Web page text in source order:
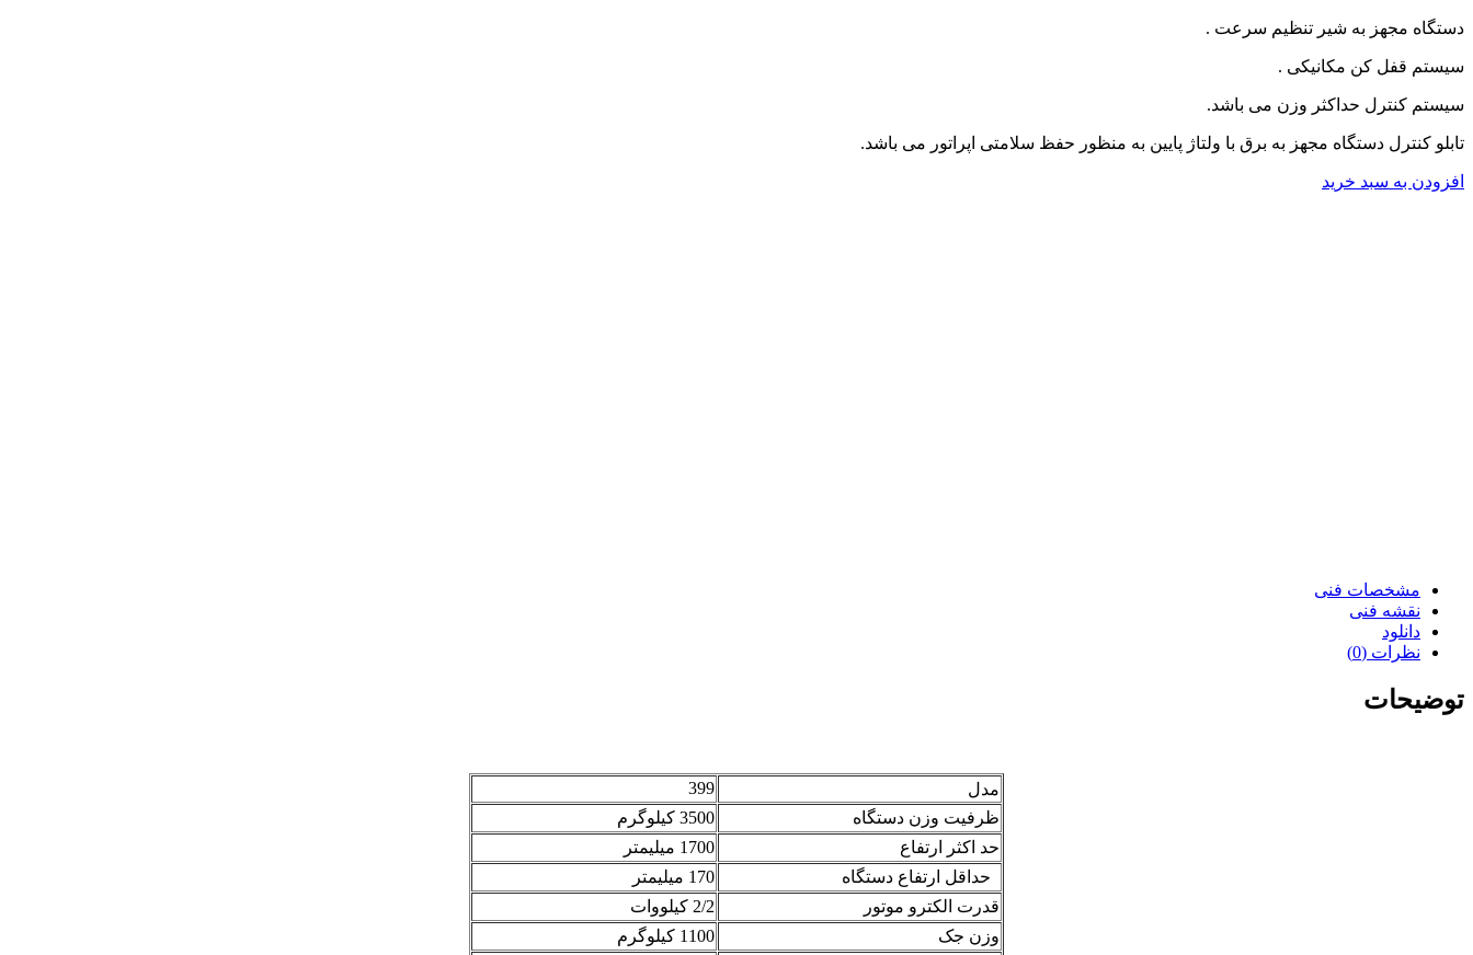
دستگاه مجهز به شير تنظيم سرعت .
سيستم قفل کن مکانيکی .
سيستم کنترل حداکثر وزن می باشد.
تابلو کنترل دستگاه مجهز به برق با ولتاژ پايين به منظور حفظ سلامتی اپراتور می باشد.
افزودن به سبد خرید
مشخصات فنی
نقشه فنی
دانلود
نظرات (0)
توضیحات
مدل
399
ظرفیت وزن دستگاه
3500 کیلوگرم
حد اکثر ارتفاع
1700 میلیمتر
حداقل ارتفاع دستگاه
170 میلیمتر
قدرت الکترو موتور
2/2 کیلووات
وزن جک
1100 کیلوگرم